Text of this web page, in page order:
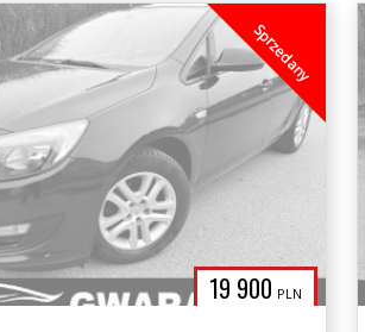
19 900 PLN
Sprzedany